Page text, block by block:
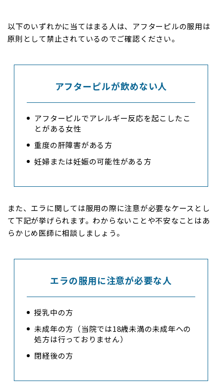
以下のいずれかに当てはまる人は、アフターピルの服用は
原則として禁止されているのでご確認ください。
アフターピルが飲めない人
アフターピルでアレルギー反応を起こしたこ
とがある女性
重度の肝障害がある方
妊婦または妊娠の可能性がある方
また、エラに関しては服用の際に注意が必要なケースとし
て下記が挙げられます。わからないことや不安なことはあ
らかじめ医師に相談しましょう。
エラの服用に注意が必要な人
授乳中の方
未成年の方（当院では18歳未満の未成年への
処方は行っておりません）
閉経後の方